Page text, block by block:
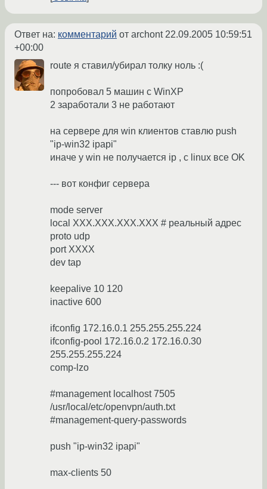
Ответ на: комментарий от archont22.09.2005 10:59:51
+00:00
route я ставил/убирал толку ноль :(
попробовал 5 машин с WinXP
2 заработали 3 не работают
на сервере для win клиентов ставлю push
"ip-win32 ipapi"
иначе у win не получается ip , с linux все OK
--- вот конфиг сервера
mode server
local XXX.XXX.XXX.XXX # реальный адрес
proto udp
port XXXX
dev tap
keepalive 10 120
inactive 600
ifconfig 172.16.0.1 255.255.255.224
ifconfig-pool 172.16.0.2 172.16.0.30
255.255.255.224
comp-lzo
#management localhost 7505
/usr/local/etc/openvpn/auth.txt
#management-query-passwords
push "ip-win32 ipapi"
max-clients 50